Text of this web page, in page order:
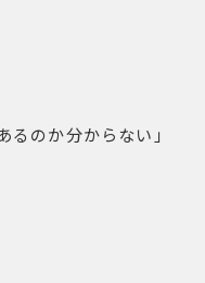
のか分からない」